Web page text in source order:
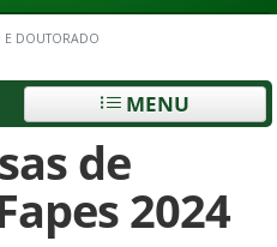
E DOUTORADO
MENU
de
2024